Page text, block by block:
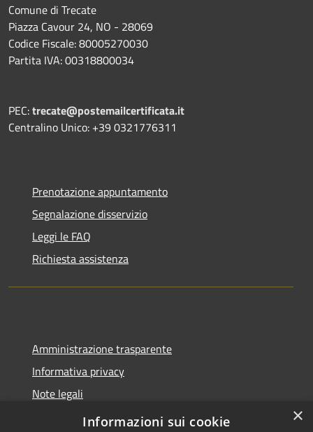
Comune di Trecate
Piazza Cavour 24, NO - 28069
Codice Fiscale: 80005270030
Partita IVA: 00318800034
PEC:trecate@postemailcertificata.it
Centralino Unico: +39 0321776311
Prenotazione appuntamento
Segnalazione disservizio
Leggi le FAQ
Richiesta assistenza
Amministrazione trasparente
Informativa privacy
Note legali
Dichiarazione di accessibilità
×
Informazioni sui cookie